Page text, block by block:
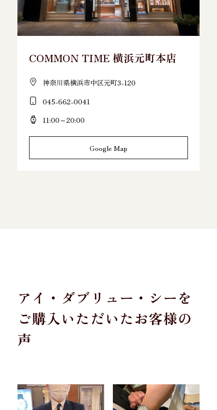
COMMON TIME 横浜元町本店
神奈川県横浜市中区元町3-120
045-662-0041
11:00～20:00
Google Map
アイ・ダブリュー・シーを
ご購入いただいたお客様の
声